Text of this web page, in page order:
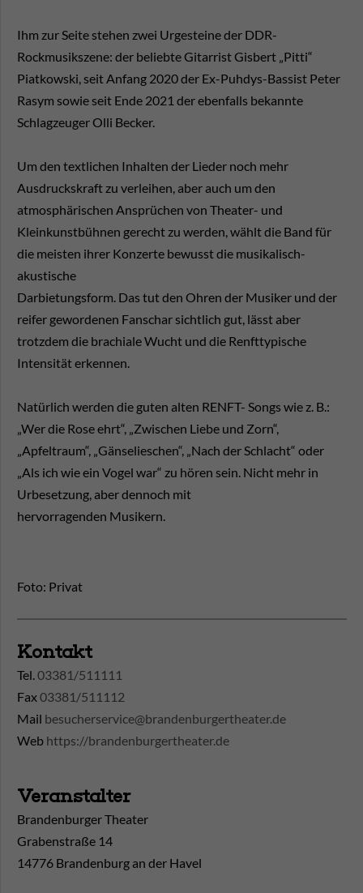
Ihm zur Seite stehen zwei Urgesteine der DDR-
Rockmusikszene: der beliebte Gitarrist Gisbert „Pitti“
Piatkowski, seit Anfang 2020 der Ex-Puhdys-Bassist Peter
Rasym sowie seit Ende 2021 der ebenfalls bekannte
Schlagzeuger Olli Becker.
Um den textlichen Inhalten der Lieder noch mehr
Ausdruckskraft zu verleihen, aber auch um den
atmosphärischen Ansprüchen von Theater- und
Kleinkunstbühnen gerecht zu werden, wählt die Band für
die meisten ihrer Konzerte bewusst die musikalisch-
akustische
Darbietungsform. Das tut den Ohren der Musiker und der
reifer gewordenen Fanschar sichtlich gut, lässt aber
trotzdem die brachiale Wucht und die Renfttypische
Intensität erkennen.
Natürlich werden die guten alten RENFT- Songs wie z. B.:
„Wer die Rose ehrt“, „Zwischen Liebe und Zorn“,
„Apfeltraum“, „Gänselieschen“, „Nach der Schlacht“ oder
„Als ich wie ein Vogel war“ zu hören sein. Nicht mehr in
Urbesetzung, aber dennoch mit
hervorragenden Musikern.
Foto: Privat
Kontakt
Tel.03381/511111
Fax03381/511112
Mail besucherservice@brandenburgertheater.de
Web https://brandenburgertheater.de
Veranstalter
Brandenburger Theater
Grabenstraße 14
14776 Brandenburg an der Havel